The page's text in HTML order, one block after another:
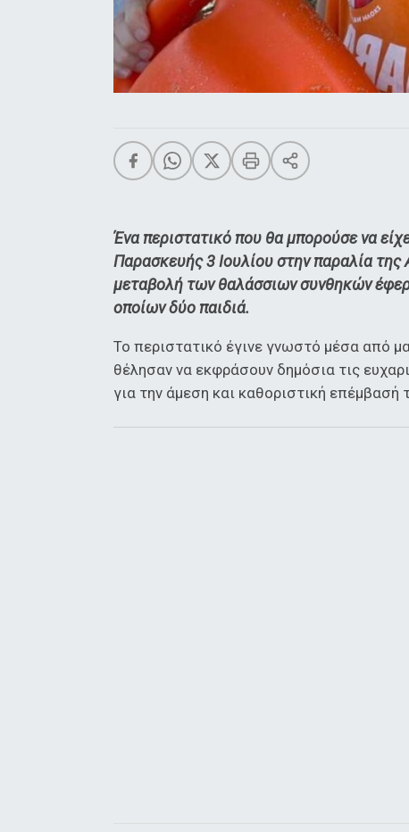
Ένα περιστατικό που θα μπορούσε να
Παρασκευής 3 Ιουλίου στην παραλία της
μεταβολή των θαλάσσιων συνθηκών
οποίων δύο παιδιά.
Το περιστατικό έγινε γνωστό μέσα από
θέλησαν να εκφράσουν δημόσια τις
για την άμεση και καθοριστική επέμβασή